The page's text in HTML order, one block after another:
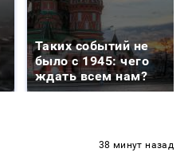
Таких событий не
было с 1945: чего
ждать всем нам?
38 минут назад